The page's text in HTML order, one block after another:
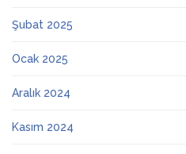
Şubat 2025
Ocak 2025
Aralık 2024
Kasım 2024